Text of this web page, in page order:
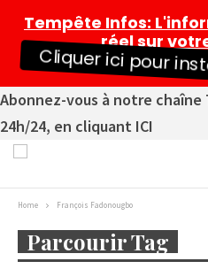
Abonnez-vous à notre chaîne
24h/24, en cliquant ICI
Home François Fadonougbo
Parcourir Tag
Tempête Infos:
réel sur
Cliquer ici pour